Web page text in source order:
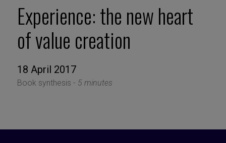
Experience: the new heart
of value creation
18 April 2017
Book synthesis - 5 minutes